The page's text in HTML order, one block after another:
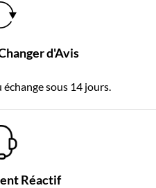
d'Avis
sous 14 jours.
Réactif